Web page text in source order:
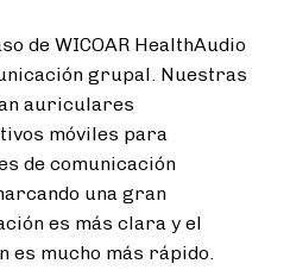
de WICOAR HealthAudio
grupal. Nuestras
auriculares
móviles para
de comunicación
una gran
es más clara y el
es mucho más rápido.